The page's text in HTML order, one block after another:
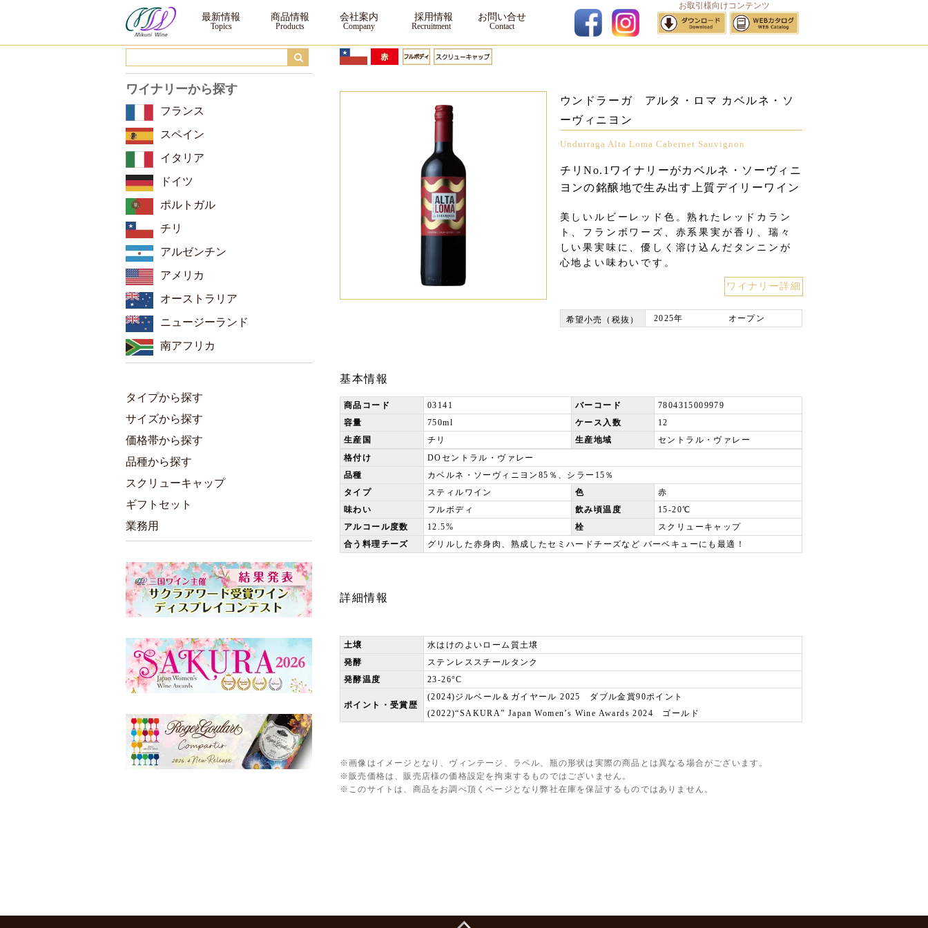
ウンドラーガ アルタ・ロマ カベルネ・ソーヴィニヨン ｜ ワイン ｜三国ワイン
最新情報 商品情報 会社案内 採用情報 お問い合せ
お取引様向けコンテンツ
ウンドラーガ アルタ・ロマ カベルネ・ソ
ーヴィニヨン
Undurraga Alta Loma Cabernet Sauvignon
チリNo.1ワイナリーがカベルネ・ソーヴィニ
ヨンの銘醸地で生み出す上質デイリーワイン
美しいルビーレッド色。熟れたレッドカラン
ト、フランボワーズ、赤系果実が香り、瑞々
しい果実味に、優しく溶け込んだタンニンが
心地よい味わいです。
希望小売（税抜） 2025年 オープン
基本情報
商品コード 03141 バーコード
7804315009979
容量
750ml ケース入数
12
生産国
チリ 生産地域
セントラル・ヴァレー
格付け
DOセントラル・ヴァレー
品種
カベルネ・ソーヴィニヨン85％、シラー15％
タイプ
スティルワイン 色
赤
味わい
フルボディ 飲み頃温度
15-20℃
アルコール度数
12.5% 栓
スクリューキャップ
合う料理チーズ
グリルした赤身肉、熟成したセミハードチーズなど バーベキューにも最適！
詳細情報
土壌
水はけのよいローム質土壌
発酵
ステンレススチールタンク
発酵温度
23-26°C
ポイント・受賞歴
(2024)ジルベール＆ガイヤール 2025 ダブル金賞90ポイント
(2022)“SAKURA” Japan Women’s Wine Awards 2024 ゴールド
※画像はイメージとなり、ヴィンテージ、ラベル、瓶の形状は実際の商品とは異なる場合がございます。
※販売価格は、販売店様の価格設定を拘束するものではございません。
※このサイトは、商品をお調べ頂くページとなり弊社在庫を保証するものではありません。
ワイナリーから探す
フランス
スペイン
イタリア
ドイツ
ポルトガル
チリ
アルゼンチン
アメリカ
オーストラリア
ニュージーランド
南アフリカ
タイプから探す
サイズから探す
価格帯から探す
品種から探す
スクリューキャップ
ギフトセット
業務用